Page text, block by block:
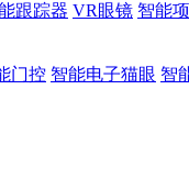
跟踪器 VR眼镜 智能
门控 智能电子猫眼 智